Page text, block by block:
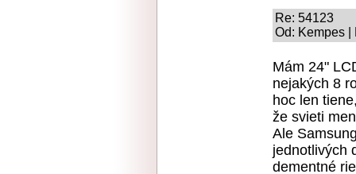
Re: 54123
Od: Kempes |
Mám 24"
nejakých 8
hoc len
že svieti
Ale
jednotlivých
dementné